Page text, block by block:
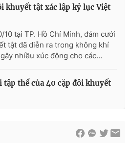
hình Việt Nam
VTV
931 - 024.38 355 932
khuyết tật xác lập kỷ lục Việt
10 tại TP. Hồ Chí Minh, đám cưới
tật đã diễn ra trong không khí
nhiều xúc động cho các...
tập thể của 40 cặp đôi khuyết